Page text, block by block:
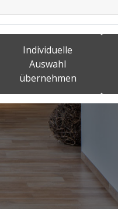
Individuelle
Auswahl
übernehmen